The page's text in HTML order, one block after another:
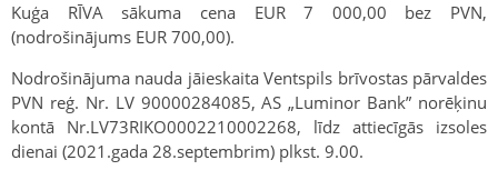
Kuģa RĪVA sākuma cena EUR 7 000,00 bez PVN,
(nodrošinājums EUR 700,00).
Nodrošinājuma nauda jāieskaita Ventspils brīvostas pārvaldes
PVN reģ. Nr. LV 90000284085, AS „Luminor Bank” norēķinu
kontā Nr.LV73RIKO0002210002268, līdz attiecīgās izsoles
dienai (2021.gada 28.septembrim) plkst. 9.00.